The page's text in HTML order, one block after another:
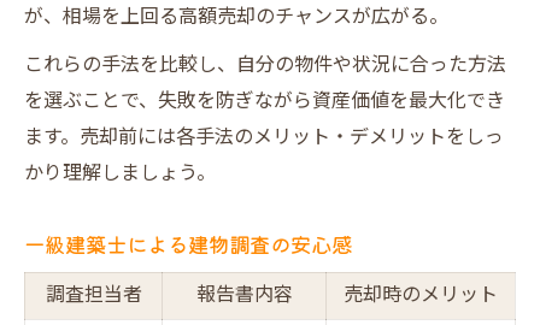
が、相場を上回る高額売却のチャンスが広がる。
これらの手法を比較し、自分の物件や状況に合った方法
を選ぶことで、失敗を防ぎながら資産価値を最大化でき
ます。売却前には各手法のメリット・デメリットをしっ
かり理解しましょう。
一級建築士による建物調査の安心感
調査担当者 報告書内容
売却時のメリット